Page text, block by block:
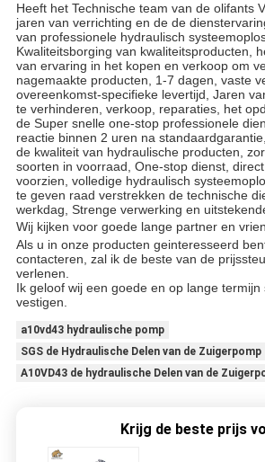
Heeft het Technische team van de olifants
jaren van verrichting en de de
van professionele hydraulisch
Kwaliteitsborging van kwaliteitsproducten,
van ervaring in het kopen en verkoop om
nagemaakte producten, 1-7 dagen, vaste
overeenkomst-specifieke levertijd, Jaren
te verhinderen, verkoop, reparaties, het
de Super snelle one-stop professionele
reactie binnen 2 uren na
de kwaliteit van hydraulische producten,
soorten in voorraad, One-stop dienst,
voorzien, volledige hydraulisch
te geven raad verstrekken de technische
werkdag, Strenge verwerking en
Wij kijken voor goede lange partner en
Als u in onze producten geinteresseerd
contacteren, zal ik de beste van de
verlenen.
Ik geloof wij een goede en op lange termijn
vestigen.
a10vd43 hydraulische pomp
SGS de Hydraulische Delen van de Zuigerpomp
A10VD43 de hydraulische Delen van de
Krijg de beste prijs